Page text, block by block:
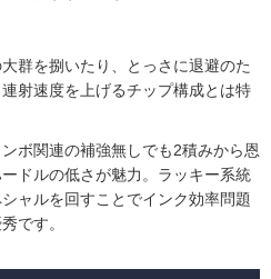
群を捌いたり、とっさに退避のた
射速度を上げるチップ構成とは特
ボ関連の補強無しでも2積みから恩
ドルの低さが魅力。ラッキー系統
ャルを回すことでインク効率問題
です。